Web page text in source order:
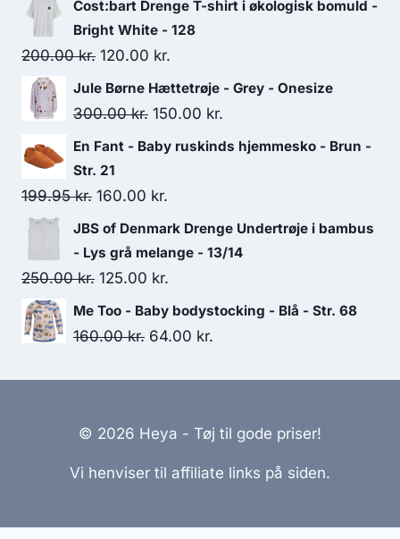
Cost:bart Drenge T-shirt i økologisk bomuld -
Bright White - 128
200.00kr. Original
price
was:
120.00 kr.
price
is:
Jule Børne Hættetrøje - Grey - Onesize
300.00kr. Original
price
300.00 kr..
150.00 kr.
price
En Fant - Baby ruskinds hjemmesko - Brun -
Str. 21
199.95kr. Original
price
was:
199.95 kr..
160.00 kr.
price
is:
JBS of Denmark Drenge Undertrøje i bambus
- Lys grå melange - 13/14
250.00kr. Original
price
was:
125.00 kr.
price
is:
Me Too - Baby bodystocking - Blå - Str. 68
160.00kr. Original
64.00 kr.
© 2026 Heya - Tøj til gode priser!
Vi henviser til affiliate links på siden.